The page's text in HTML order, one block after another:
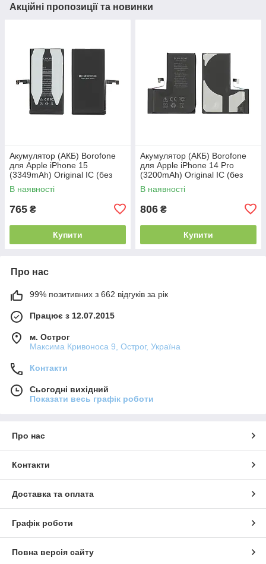
Акційні пропозиції та новинки
Акумулятор (АКБ) Borofone
для Apple iPhone 15
(3349mAh) Original IC (без
помилки)
В наявності
765 ₴
Купити
Акумулятор (АКБ) Borofone
для Apple iPhone 14 Pro
(3200mAh) Original IC (без
помилки)
В наявності
806 ₴
Купити
Про нас
99% позитивних з 662 відгуків за рік
Працює з 12.07.2015
м. Острог
Максима Кривоноса 9, Острог, Україна
Контакти
Сьогодні вихідний
Показати весь графік роботи
Про нас
Контакти
Доставка та оплата
Графік роботи
Повна версія сайту